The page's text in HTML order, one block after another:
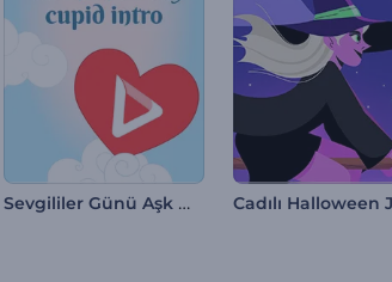
Sevgililer Günü Aşk Meleği İntro